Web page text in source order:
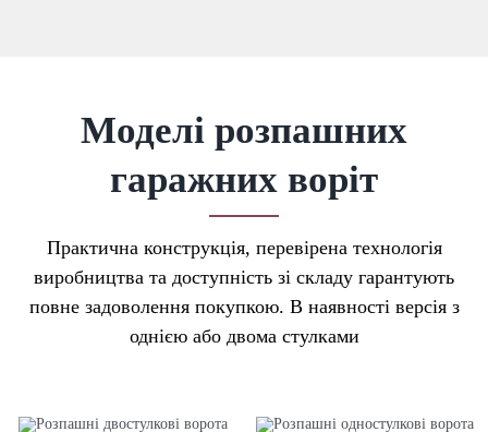
Моделі розпашних
гаражних воріт
Практична конструкція, перевірена технологія
виробництва та доступність зі складу гарантують
повне задоволення покупкою. В наявності версія з
однією або двома стулками